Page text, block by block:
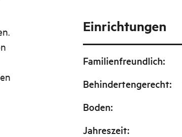
Einrichtungen
Familienfreundlich:
Behindertengerecht:
Boden:
Jahreszeit: